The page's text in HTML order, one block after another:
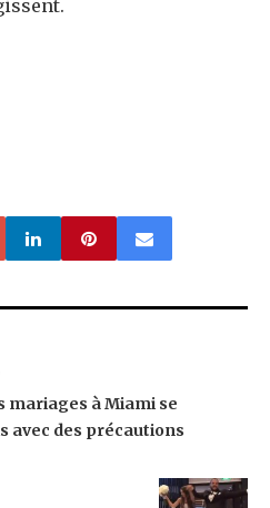
mariages à Miami se
avec des précautions